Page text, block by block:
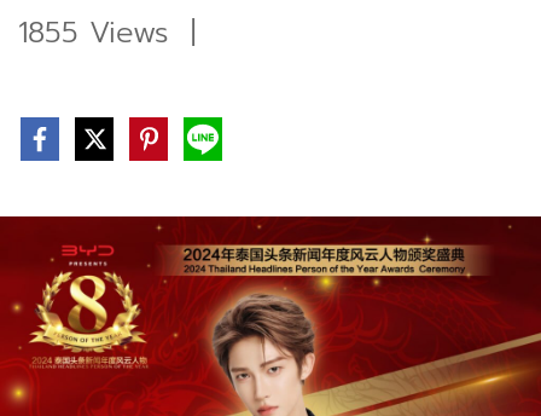
1855 Views |